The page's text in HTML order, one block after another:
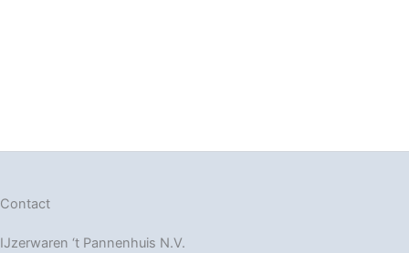
Contact
IJzerwaren ‘t Pannenhuis N.V.